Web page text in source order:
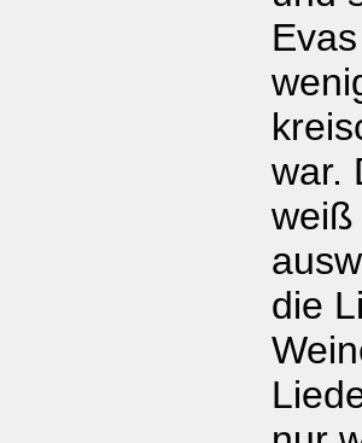
war.
weiß
die